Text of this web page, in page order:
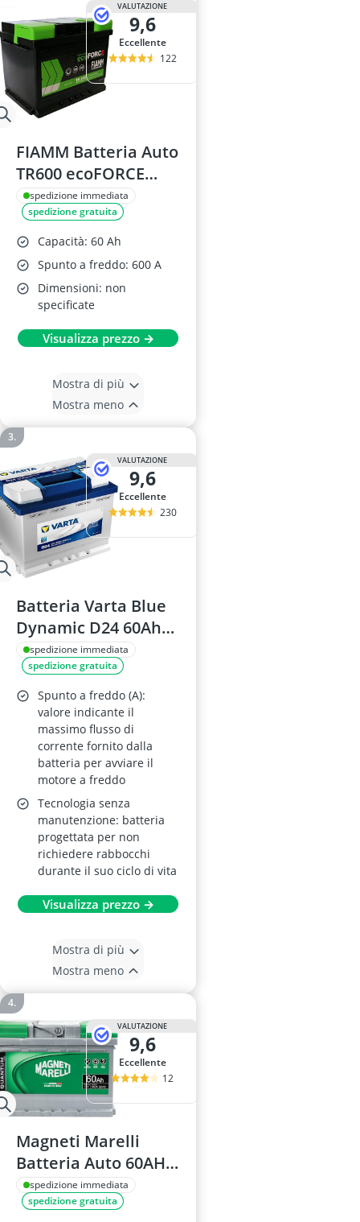
VALUTAZIONE
9,6
Eccellente
122
FIAMM Batteria Auto
TR600 ecoFORCE
60AH 600A
spedizione immediata
spedizione gratuita
Capacità: 60 Ah
Spunto a freddo: 600 A
Dimensioni: non
specificate
Visualizza prezzo →
Mostra di più
Mostra meno
VALUTAZIONE
9,6
Eccellente
230
Batteria Varta Blue
Dynamic D24 60Ah
12V
spedizione immediata
spedizione gratuita
Spunto a freddo (A):
valore indicante il
massimo flusso di
corrente fornito dalla
batteria per avviare il
motore a freddo
Tecnologia senza
manutenzione: batteria
progettata per non
richiedere rabbocchi
durante il suo ciclo di vita
Visualizza prezzo →
Mostra di più
Mostra meno
VALUTAZIONE
9,6
Eccellente
12
Magneti Marelli
Batteria Auto 60AH
12V
spedizione immediata
spedizione gratuita